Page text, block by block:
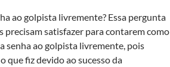
ao golpista livremente? Essa pergunta
precisam satisfazer para contarem como
senha ao golpista livremente, pois
que fiz devido ao sucesso da